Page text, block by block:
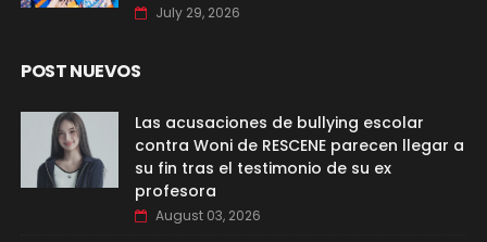
July 29, 2026
POST NUEVOS
Las acusaciones de bullying escolar
contra Woni de RESCENE parecen llegar a
su fin tras el testimonio de su ex
profesora
August 03, 2026